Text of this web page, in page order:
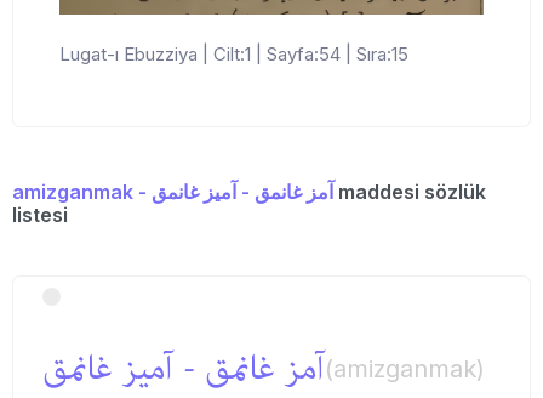
Lugat-ı Ebuzziya | Cilt:1 | Sayfa:54 | Sıra:15
amizganmak - آمز غانمق - آمیز غانمق maddesi sözlük
listesi
آمز غانمق - آمیز غانمق(amizganmak)